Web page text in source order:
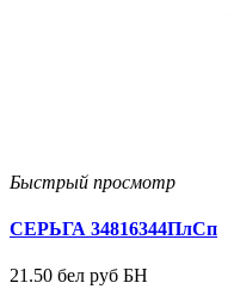
Быстрый просмотр
СЕРЬГА 34816344ПлСп
21.50 бел руб БН